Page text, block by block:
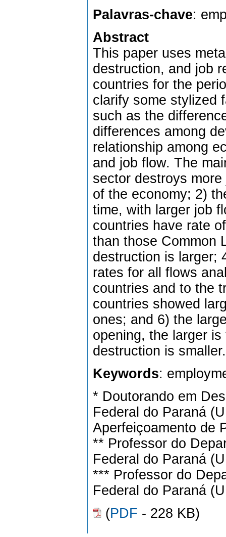
Palavras-chave:
Abstract
This paper uses
destruction, and job
countries for the
clarify some stylized
such as the
differences among
relationship among
and job flow. The
sector destroys
of the economy; 2)
time, with larger job
countries have rate
than those Common
destruction is larger;
rates for all flows
countries and to the
countries showed
ones; and 6) the
opening, the larger
destruction is smaller.
Keywords:
* Doutorando em
Federal do Paraná
Aperfeiçoamento de
** Professor do
Federal do Paraná
*** Professor do
Federal do Paraná
(PDF - 228 KB)